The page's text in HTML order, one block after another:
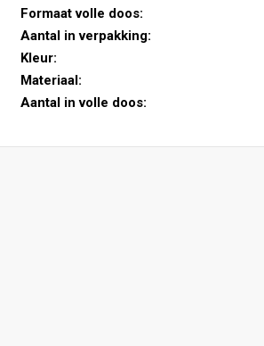
Formaat volle doos:
Aantal in verpakking:
Kleur:
Materiaal:
Aantal in volle doos: